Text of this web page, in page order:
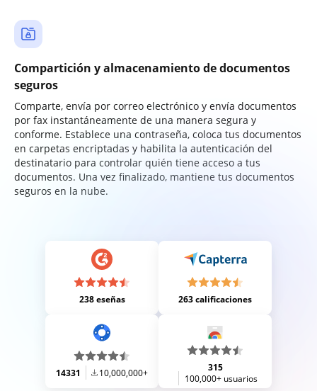
Compartición y almacenamiento de documentos
seguros
Comparte, envía por correo electrónico y envía documentos
por fax instantáneamente de una manera segura y
conforme. Establece una contraseña, coloca tus documentos
en carpetas encriptadas y habilita la autenticación del
destinatario para controlar quién tiene acceso a tus
documentos. Una vez finalizado, mantiene tus documentos
seguros en la nube.
238 eseñas 263 calificaciones
14331 10,000,000+
315
100,000+ usuarios